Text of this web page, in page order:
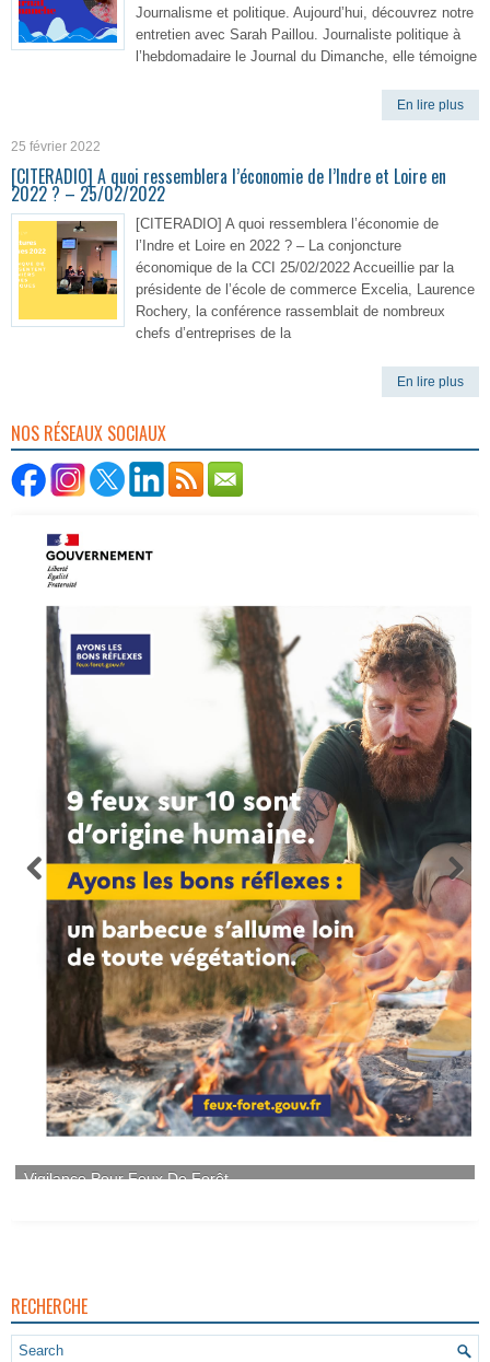
Journalisme et politique. Aujourd’hui, découvrez notre
entretien avec Sarah Paillou. Journaliste politique à
l’hebdomadaire le Journal du Dimanche, elle témoigne
En lire plus
25 février 2022
[CITERADIO] A quoi ressemblera l’économie de l’Indre et Loire en
2022 ? – 25/02/2022
[CITERADIO] A quoi ressemblera l’économie de
l’Indre et Loire en 2022 ? – La conjoncture
économique de la CCI 25/02/2022 Accueillie par la
présidente de l’école de commerce Excelia, Laurence
Rochery, la conférence rassemblait de nombreux
chefs d’entreprises de la
En lire plus
NOS RÉSEAUX SOCIAUX
RECHERCHE